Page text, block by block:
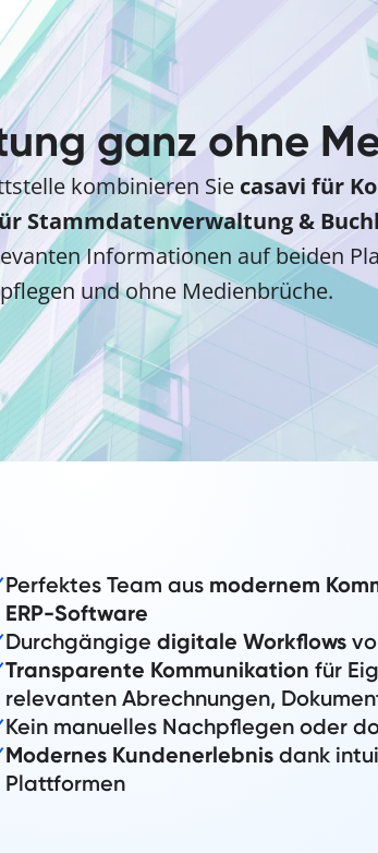
ganz ohne
kombinieren Sie casavi für
Stammdatenverwaltung &
Informationen auf beiden
und ohne Medienbrüche.
Perfektes Team aus modernem
ERP-Software
Durchgängige digitale Workflows
Transparente Kommunikation für
relevanten Abrechnungen,
Kein manuelles Nachpflegen oder
Modernes Kundenerlebnis dank
Plattformen